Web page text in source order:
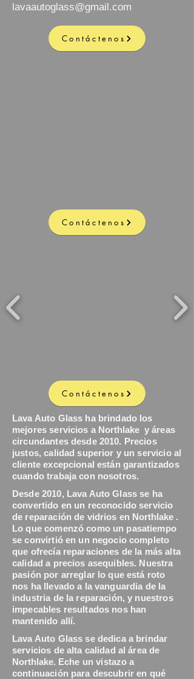
lavaautoglass@gmail.com
Contáctenos
Contáctenos
Contáctenos
Lava Auto Glass ha brindado los
mejores servicios a Northlake y áreas
circundantes desde 2010. Precios
justos, calidad superior y un servicio al
cliente excepcional están garantizados
cuando trabaja con nosotros.
Desde 2010, Lava Auto Glass se ha
convertido en un reconocido servicio
de reparación de vidrios en Northlake .
Lo que comenzó como un pasatiempo
se convirtió en un negocio completo
que ofrecía reparaciones de la más alta
calidad a precios asequibles. Nuestra
pasión por arreglar lo que está roto
nos ha llevado a la vanguardia de la
industria de la reparación, y nuestros
impecables resultados nos han
mantenido allí.
Lava Auto Glass se dedica a brindar
servicios de alta calidad al área de
Northlake. Eche un vistazo a
continuación para descubrir en qué